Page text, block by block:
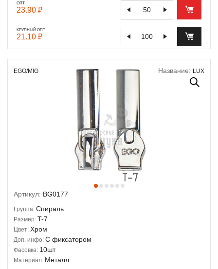
ОПТ
23.90 ₽
КРУПНЫЙ ОПТ
21.10 ₽
EGO/MIG Название: LUX
Артикул: BG0177
Группа: Спираль
Размер: T-7
Цвет: Хром
Доп. инфо: С фиксатором
Фасовка: 10шт
Материал: Металл